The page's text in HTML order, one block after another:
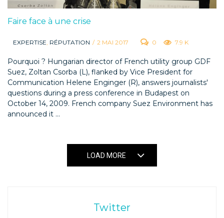
Faire face à une crise
EXPERTISE, RÉPUTATION / 2 MAI 2017 0 7.9 K
Pourquoi ? Hungarian director of French utility group GDF
Suez, Zoltan Csorba (L), flanked by Vice President for
Communication Helene Enginger (R), answers journalists'
questions during a press conference in Budapest on
October 14, 2009. French company Suez Environment has
announced it ...
LOAD MORE
Twitter